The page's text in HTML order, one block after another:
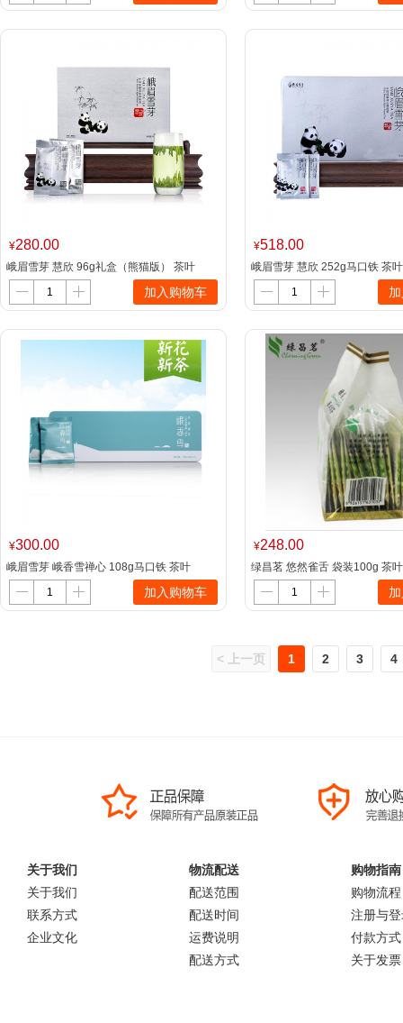
¥280.00
峨眉雪芽 慧欣 96g礼盒（熊猫版） 茶叶
加入购物车
¥518.00
峨眉雪芽 慧欣 252g马口铁 茶叶
¥300.00
峨眉雪芽 峨香雪禅心 108g马口铁 茶叶
加入购物车
¥248.00
绿昌茗 悠然雀舌 袋装100g 茶叶
< 上一页 1 2 3 4
关于我们
关于我们
联系方式
企业文化
物流配送
配送范围
配送时间
运费说明
配送方式
购物指南
购物流程
注册与
付款方式
关于发票